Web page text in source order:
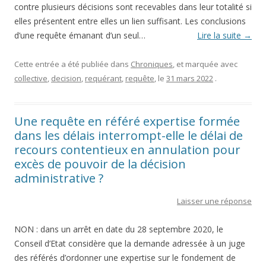
contre plusieurs décisions sont recevables dans leur totalité si
elles présentent entre elles un lien suffisant. Les conclusions
d’une requête émanant d’un seul…
Lire la suite →
Cette entrée a été publiée dans Chroniques , et marquée avec
collective decision requérant requête , le 31 mars 2022 .
Une requête en référé expertise formée
dans les délais interrompt-elle le délai de
recours contentieux en annulation pour
excès de pouvoir de la décision
administrative ?
Laisser une réponse
NON : dans un arrêt en date du 28 septembre 2020, le
Conseil d’Etat considère que la demande adressée à un juge
des référés d’ordonner une expertise sur le fondement de